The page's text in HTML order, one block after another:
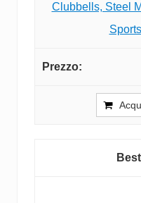
Clubbells, Steel